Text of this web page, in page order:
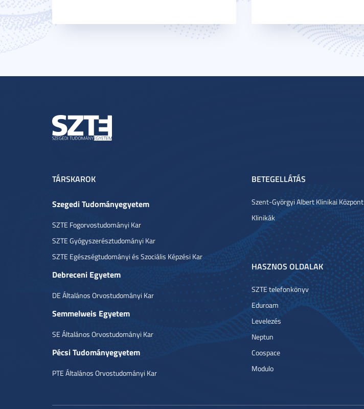
TÁRSKAROK
Szegedi Tudományegyetem
SZTE Fogorvostudományi Kar
SZTE Gyógyszerésztudományi Kar
SZTE Egészségtudományi és Szociális Képzési Kar
Debreceni Egyetem
DE Általános Orvostudományi Kar
Semmelweis Egyetem
SE Általános Orvostudományi Kar
Pécsi Tudományegyetem
PTE Általános Orvostudományi Kar
BETEGELLÁTÁS
Szent-Györgyi Albert Klinikai Központ
Klinikák
HASZNOS OLDALAK
SZTE telefonkönyv
Eduroam
Levelezés
Neptun
Coospace
Modulo